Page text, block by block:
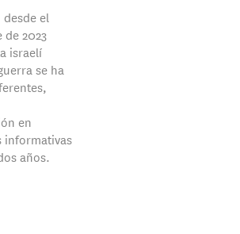
el
2023
israelí
se ha
en
informativas
años.